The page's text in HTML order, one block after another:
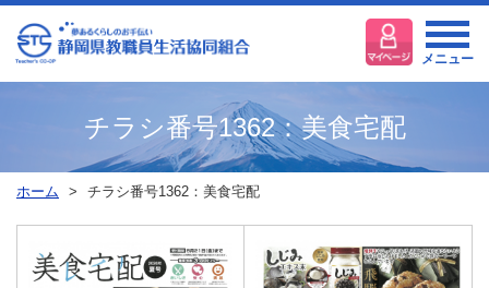
メニュー
チラシ番号1362：美食宅配
ホーム チラシ番号1362：美食宅配